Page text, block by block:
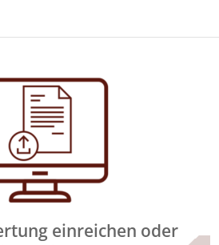
einreichen oder